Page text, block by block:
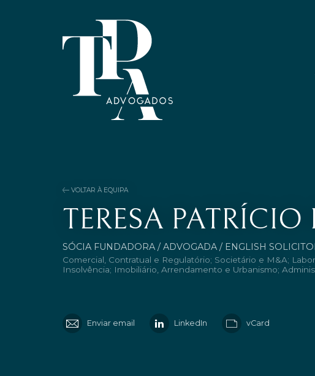
VOLTAR À EQUIPA
TERESA
SÓCIA FUNDADORA / ADVOGADA / ENGLISH
Comercial, Contratual e Regulatório; Societário e M&A;
Insolvência; Imobiliário, Arrendamento e Urbanismo;
Enviar email LinkedIn vCard